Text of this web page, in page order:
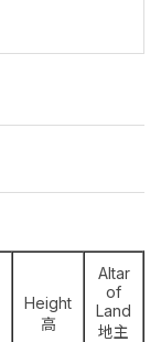
Height
高
Altar
of
Land
地主